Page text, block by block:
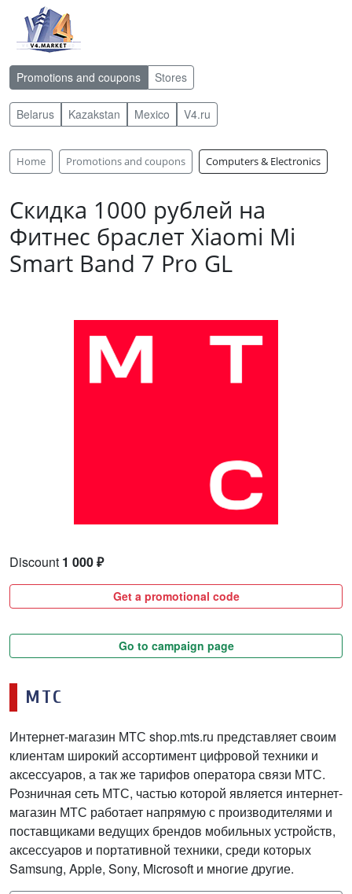
Promotions and coupons Stores
Belarus Kazakstan Mexico V4.ru
Home Promotions and coupons Computers & Electronics
Скидка 1000 рублей на
Фитнес браслет Xiaomi Mi
Smart Band 7 Pro GL
Discount 1 000 ₽
Get a promotional code
Go to campaign page
МТС
Интернет-магазин МТС shop.mts.ru представляет своим
клиентам широкий ассортимент цифровой техники и
аксессуаров, а так же тарифов оператора связи МТС.
Розничная сеть МТС, частью которой является интернет-
магазин МТС работает напрямую с производителями и
поставщиками ведущих брендов мобильных устройств,
аксессуаров и портативной техники, среди которых
Samsung, Apple, Sony, Microsoft и многие другие.